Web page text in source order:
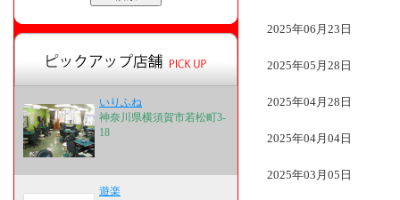
いりふね
神奈川県横須賀市若松町3-
18
遊楽
2025年06月23日
2025年05月28日
2025年04月28日
2025年04月04日
2025年03月05日